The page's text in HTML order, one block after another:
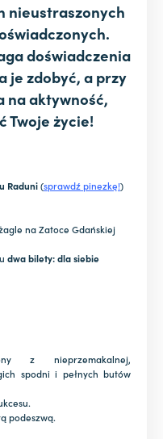
nieustraszonych
doświadczenia
je zdobyć, a przy
na aktywność,
Twoje życie!
Raduni(sprawdź pinezkę!)
na Zatoce Gdańskiej
dwa bilety: dla siebie
z nieprzemakalnej,
spodni i pełnych butów
podeszwą.